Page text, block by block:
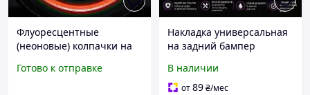
Флуоресцентные
(неоновые) колпачки на
темноте оранжевые
Готово к отправке
Накладка универсальная
на задний бампер
бампера
В наличии
от89₴/мес